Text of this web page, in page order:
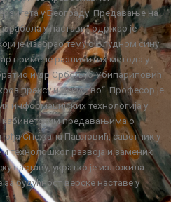
у Београду. Предавање на
у настави“ одржао је
је изабрао тему о Блудном сину
примене различитих метода у
и др Србољуб Убипариповић
праксу и искуство“. Професор је
информацијских технологија у
кабинетским предавањима о
Снежана Павловић, саветник у
технолошког развоја и заменик
наставу, укратко је изложила
будућност верске наставе у